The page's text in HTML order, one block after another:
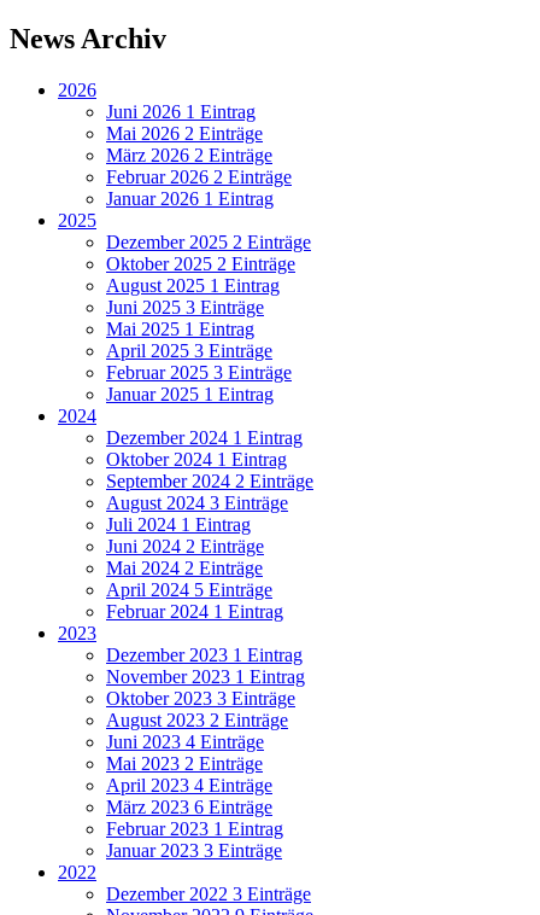
News Archiv
2026
Juni 2026 1 Eintrag
Mai 2026 2 Einträge
März 2026 2 Einträge
Februar 2026 2 Einträge
Januar 2026 1 Eintrag
2025
Dezember 2025 2 Einträge
Oktober 2025 2 Einträge
August 2025 1 Eintrag
Juni 2025 3 Einträge
Mai 2025 1 Eintrag
April 2025 3 Einträge
Februar 2025 3 Einträge
Januar 2025 1 Eintrag
2024
Dezember 2024 1 Eintrag
Oktober 2024 1 Eintrag
September 2024 2 Einträge
August 2024 3 Einträge
Juli 2024 1 Eintrag
Juni 2024 2 Einträge
Mai 2024 2 Einträge
April 2024 5 Einträge
Februar 2024 1 Eintrag
2023
Dezember 2023 1 Eintrag
November 2023 1 Eintrag
Oktober 2023 3 Einträge
August 2023 2 Einträge
Juni 2023 4 Einträge
Mai 2023 2 Einträge
April 2023 4 Einträge
März 2023 6 Einträge
Februar 2023 1 Eintrag
Januar 2023 3 Einträge
2022
Dezember 2022 3 Einträge